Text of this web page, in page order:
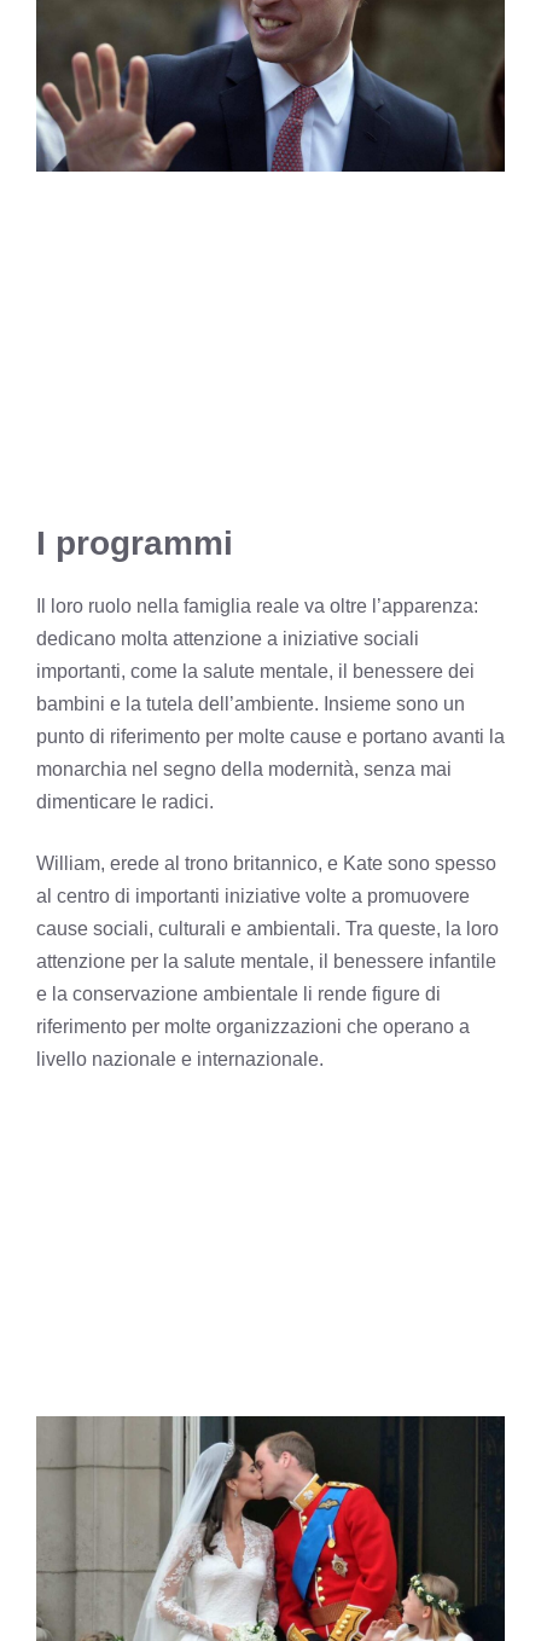
I programmi
Il loro ruolo nella famiglia reale va oltre l’apparenza:
dedicano molta attenzione a iniziative sociali
importanti, come la salute mentale, il benessere dei
bambini e la tutela dell’ambiente. Insieme sono un
punto di riferimento per molte cause e portano avanti la
monarchia nel segno della modernità, senza mai
dimenticare le radici.
William, erede al trono britannico, e Kate sono spesso
al centro di importanti iniziative volte a promuovere
cause sociali, culturali e ambientali. Tra queste, la loro
attenzione per la salute mentale, il benessere infantile
e la conservazione ambientale li rende figure di
riferimento per molte organizzazioni che operano a
livello nazionale e internazionale.